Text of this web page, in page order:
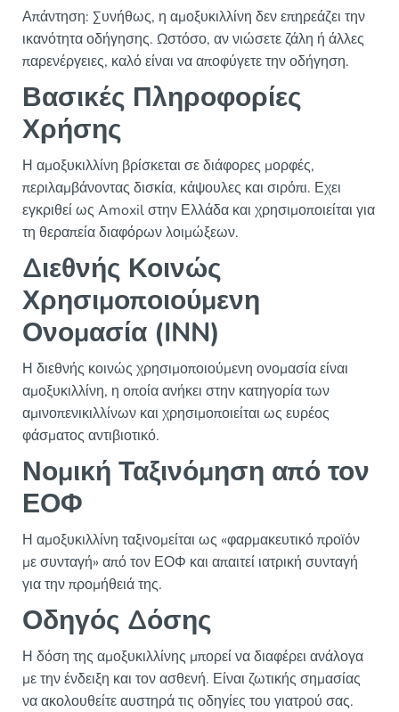
Απάντηση: Συνήθως, η αμοξυκιλλίνη δεν επηρεάζει την
ικανότητα οδήγησης. Ωστόσο, αν νιώσετε ζάλη ή άλλες
παρενέργειες, καλό είναι να αποφύγετε την οδήγηση.
Βασικές Πληροφορίες
Χρήσης
Η αμοξυκιλλίνη βρίσκεται σε διάφορες μορφές,
περιλαμβάνοντας δισκία, κάψουλες και σιρόπι. Εχει
εγκριθεί ως Amoxil στην Ελλάδα και χρησιμοποιείται για
τη θεραπεία διαφόρων λοιμώξεων.
Διεθνής Κοινώς
Χρησιμοποιούμενη
Ονομασία (INN)
Η διεθνής κοινώς χρησιμοποιούμενη ονομασία είναι
αμοξυκιλλίνη, η οποία ανήκει στην κατηγορία των
αμινοπενικιλλίνων και χρησιμοποιείται ως ευρέος
φάσματος αντιβιοτικό.
Νομική Ταξινόμηση από τον
ΕΟΦ
Η αμοξυκιλλίνη ταξινομείται ως «φαρμακευτικό προϊόν
με συνταγή» από τον ΕΟΦ και απαιτεί ιατρική συνταγή
για την προμήθειά της.
Οδηγός Δόσης
Η δόση της αμοξυκιλλίνης μπορεί να διαφέρει ανάλογα
με την ένδειξη και τον ασθενή. Είναι ζωτικής σημασίας
να ακολουθείτε αυστηρά τις οδηγίες του γιατρού σας.